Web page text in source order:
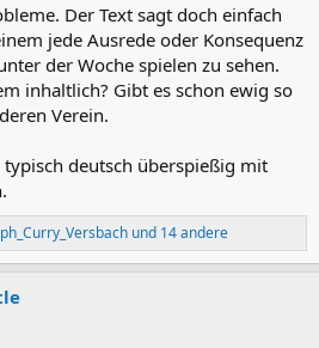
Der Text sagt doch einfach
jede Ausrede oder Konsequenz
der Woche spielen zu sehen.
inhaltlich? Gibt es schon ewig so
Verein.
deutsch überspießig mit
und 14 andere